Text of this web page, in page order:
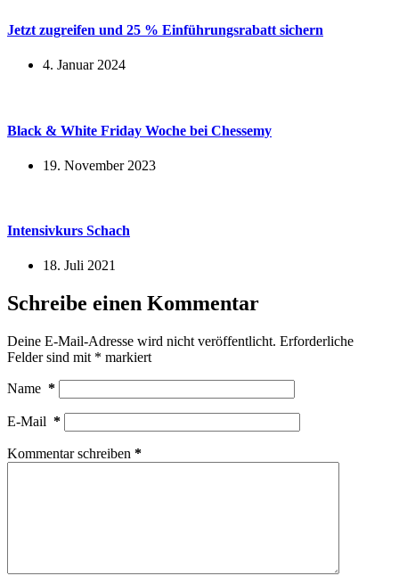
Jetzt zugreifen und 25 % Einführungsrabatt sichern
4. Januar 2024
Black & White Friday Woche bei Chessemy
19. November 2023
Intensivkurs Schach
18. Juli 2021
Schreibe einen Kommentar
Deine E-Mail-Adresse wird nicht veröffentlicht. Erforderliche
Felder sind mit * markiert
Name *
E-Mail *
Kommentar schreiben *